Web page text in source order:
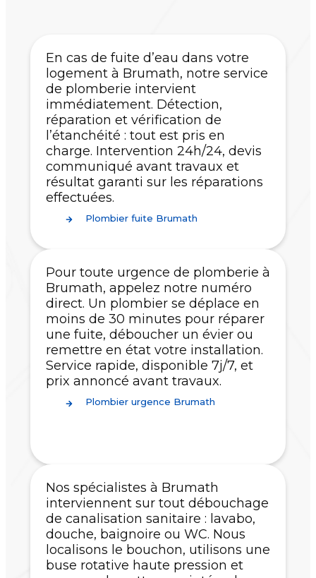
En cas de fuite d’eau dans votre
logement à Brumath, notre service
de plomberie intervient
immédiatement. Détection,
réparation et vérification de
l’étanchéité : tout est pris en
charge. Intervention 24h/24, devis
communiqué avant travaux et
résultat garanti sur les réparations
effectuées.
Plombier fuite Brumath
Pour toute urgence de plomberie à
Brumath, appelez notre numéro
direct. Un plombier se déplace en
moins de 30 minutes pour réparer
une fuite, déboucher un évier ou
remettre en état votre installation.
Service rapide, disponible 7j/7, et
prix annoncé avant travaux.
Plombier urgence Brumath
Nos spécialistes à Brumath
interviennent sur tout débouchage
de canalisation sanitaire : lavabo,
douche, baignoire ou WC. Nous
localisons le bouchon, utilisons une
buse rotative haute pression et